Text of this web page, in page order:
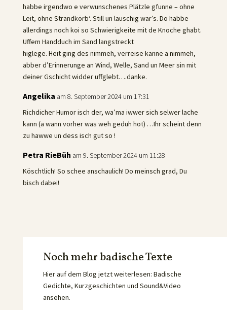
habbe irgendwo e verwunschenes Plätzle gfunne – ohne
Leit, ohne Strandkörb‘. Still un lauschig war’s. Do habbe
allerdings noch koi so Schwierigkeite mit de Knoche ghabt.
Uffem Handduch im Sand langstreckt
higlege. Heit ging des nimmeh, verreise kanne a nimmeh,
abber d’Erinnerunge an Wind, Welle, Sand un Meer sin mit
deiner Gschicht widder uffglebt….danke.
Angelika am 8. September 2024 um 17:31
Richdicher Humor isch der, wa’ma iwwer sich selwer lache
kann (a wann vorher was weh geduh hot) …Ihr scheint denn
zu hawwe un dess isch gut so !
Petra RieBüh am 9. September 2024 um 11:28
Köschtlich! So schee anschaulich! Do meinsch grad, Du
bisch dabei!
Noch mehr badische Texte
Hier auf dem Blog jetzt weiterlesen: Badische
Gedichte, Kurzgeschichten und Sound&Video
ansehen.